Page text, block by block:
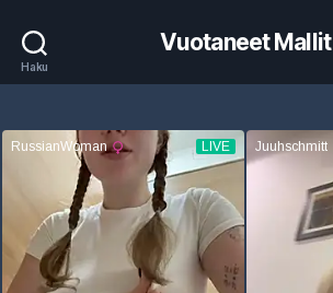
Haku
Vuotaneet Mallit